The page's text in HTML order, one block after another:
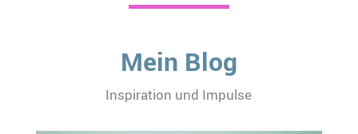
Mein Blog
Inspiration und Impulse